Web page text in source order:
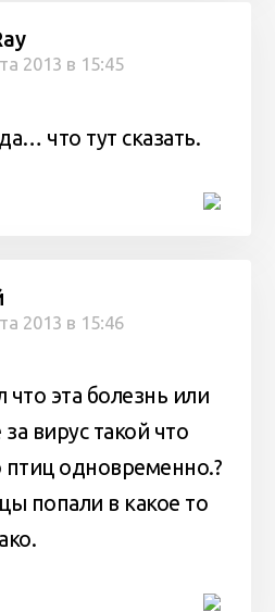
2013 в 15:45
что тут сказать.
2013 в 15:46
что эта болезнь или
вирус такой что
птиц одновременно.?
попали в какое то